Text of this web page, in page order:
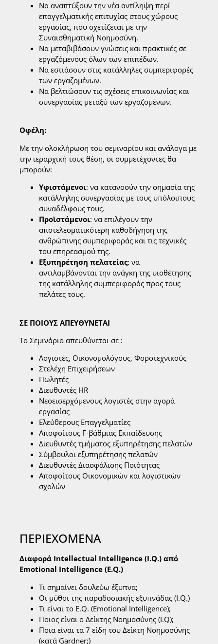
Να αναπτύξουν την νέα αντίληψη περί
επαγγελματικής επιτυχίας στους χώρους
εργασίας, που σχετίζεται με την
Συναισθηματική Νοημοσύνη.
Να μεταβιβάσουν γνώσεις και πρακτικές σε
εργαζόμενους όλων των επιπέδων.
Να εστιάσουν στις κατάλληλες συμπεριφορές
των εργαζομένων.
Να βελτιώσουν τις σχέσεις επικοινωνίας και
συνεργασίας μεταξύ των εργαζομένων.
Οφέλη:
Με την ολοκλήρωση του σεμιναρίου και ανάλογα με
την ιεραρχική τους θέση, οι συμμετέχοντες θα
μπορούν:
Υφιστάμενοι: να κατανοούν την σημασία της
κατάλληλης συνεργασίας με τους υπόλοιπους
συναδέλφους τους.
Προϊστάμενοι: να επιλέγουν την
αποτελεσματικότερη καθοδήγηση της
ανθρώπινης συμπεριφοράς και τις τεχνικές
του επηρεασμού της.
Εξυπηρέτηση πελατείας: να
αντιλαμβάνονται την ανάγκη της υιοθέτησης
της κατάλληλης συμπεριφοράς προς τους
πελάτες τους.
ΣΕ ΠΟΙΟΥΣ ΑΠΕΥΘΥΝΕΤΑΙ
Το Σεμινάριο απευθύνεται σε :
Λογιστές, Οικονομολόγους, Φοροτεχνικούς
Στελέχη Επιχειρήσεων
Πωλητές
Διευθυντές HR
Νεοεισερχόμενους λογιστές στην αγορά
εργασίας
Ελεύθερους Επαγγελματίες
Αποφοίτους Γ-βάθμιας Εκπαίδευσης
Διευθυντές τμήματος εξυπηρέτησης πελατών
Σύμβουλοι εξυπηρέτησης πελατών
Διευθυντές Διασφάλισης Ποιότητας
Αποφοίτους Οικονομικών και λογιστικών
σχολών
ΠΕΡΙΕΧΟΜΕΝΑ
Διαφορά Intellectual Intelligence (Ι.Q.) από
Emotional Intelligence (E.Q.)
Τι σημαίνει δουλεύω έξυπνα;
Οι μύθοι της παραδοσιακής εξυπνάδας (Ι.Q.)
Tι είναι το E.Q. (Emotional Intelligence);
Ποιος είναι ο Δείκτης Νοημοσύνης (I.Q);
Ποια είναι τα 7 είδη του Δείκτη Νοημοσύνης
(κατά Gardner;)